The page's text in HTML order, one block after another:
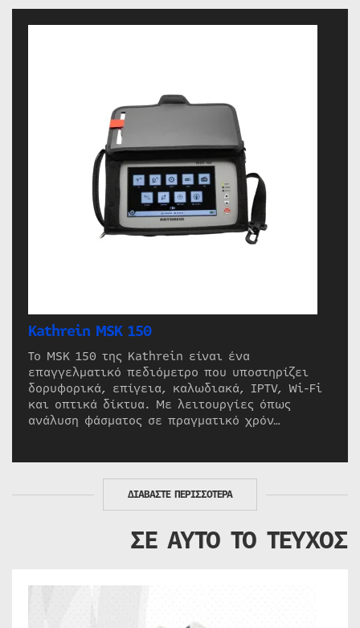
Kathrein MSK 150
Το MSK 150 της Kathrein είναι ένα
επαγγελματικό πεδιόμετρο που υποστηρίζει
δορυφορικά, επίγεια, καλωδιακά, IPTV, Wi-Fi
και οπτικά δίκτυα. Με λειτουργίες όπως
ανάλυση φάσματος σε πραγματικό χρόν…
ΔΙΑΒΑΣΤΕ ΠΕΡΙΣΣΟΤΕΡΑ
ΣΕ ΑΥΤΟ ΤΟ ΤΕΥΧΟΣ